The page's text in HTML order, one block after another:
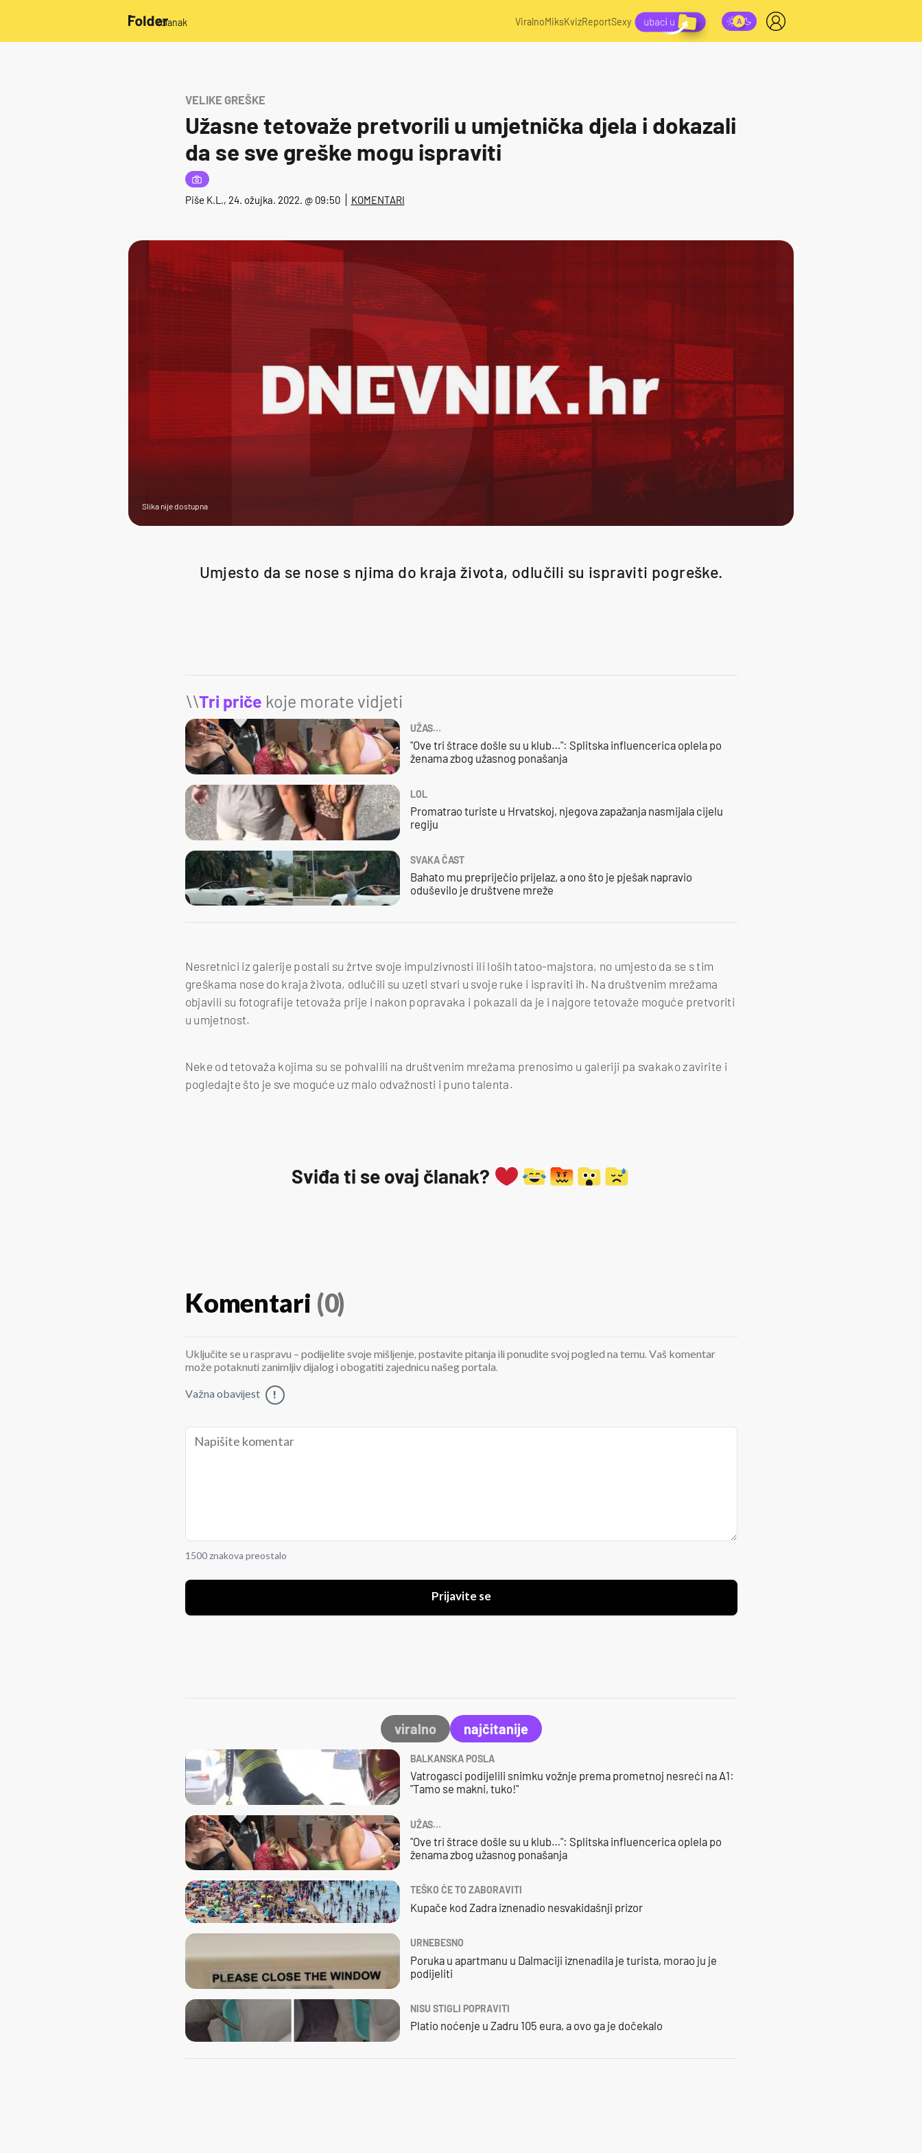
/članak ViralnoMiksKvizReportSexy
VELIKE GREŠKE
Užasne tetovaže pretvorili u umjetnička djela i dokazali
da se sve greške mogu ispraviti
Piše K.L., 24. ožujka. 2022. @ 09:50 KOMENTARI
Slika nije dostupna
Umjesto da se nose s njima do kraja života, odlučili su ispraviti pogreške.
\\Tri priče koje morate vidjeti
UŽAS…
"Ove tri štrace došle su u klub…": Splitska influencerica oplela po
ženama zbog užasnog ponašanja
LOL
Promatrao turiste u Hrvatskoj, njegova zapažanja nasmijala cijelu
regiju
SVAKA ČAST
Bahato mu prepriječio prijelaz, a ono što je pješak napravio
oduševilo je društvene mreže
Nesretnici iz galerije postali su žrtve svoje impulzivnosti ili loših tatoo-majstora, no umjesto da se s tim
greškama nose do kraja života, odlučili su uzeti stvari u svoje ruke i ispraviti ih. Na društvenim mrežama
objavili su fotografije tetovaža prije i nakon popravaka i pokazali da je i najgore tetovaže moguće pretvoriti
u umjetnost.
Neke od tetovaža kojima su se pohvalili na društvenim mrežama prenosimo u galeriji pa svakako zavirite i
pogledajte što je sve moguće uz malo odvažnosti i puno talenta.
Sviđa ti se ovaj članak?
Komentari (0)
Uključite se u raspravu – podijelite svoje mišljenje, postavite pitanja ili ponudite svoj pogled na temu. Vaš komentar
može potaknuti zanimljiv dijalog i obogatiti zajednicu našeg portala.
Važna obavijest !
1500 znakova preostalo
Prijavite se
viralno najčitanije
BALKANSKA POSLA
Vatrogasci podijelili snimku vožnje prema prometnoj nesreći na A1:
"Tamo se makni, tuko!"
UŽAS…
"Ove tri štrace došle su u klub…": Splitska influencerica oplela po
ženama zbog užasnog ponašanja
TEŠKO ĆE TO ZABORAVITI
Kupače kod Zadra iznenadio nesvakidašnji prizor
URNEBESNO
Poruka u apartmanu u Dalmaciji iznenadila je turista, morao ju je
podijeliti
NISU STIGLI POPRAVITI
Platio noćenje u Zadru 105 eura, a ovo ga je dočekalo